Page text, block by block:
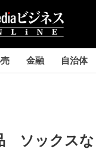
金融 自治体
ソックスな